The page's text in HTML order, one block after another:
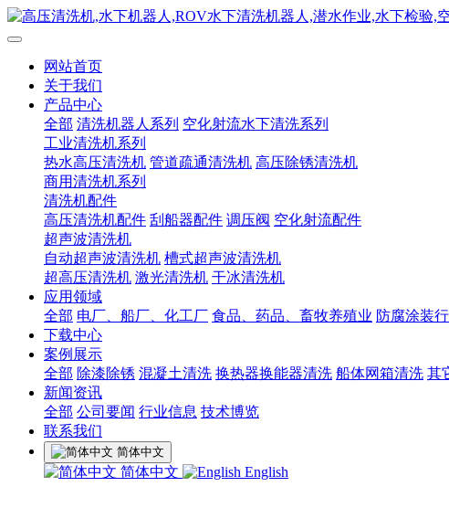
网站首页
关于我们
产品中心
全部 清洗机器人系列 空化射流水下清洗系列
工业清洗机系列
热水高压清洗机 管道疏通清洗机 高压除锈清洗机
商用清洗机系列
清洗机配件
高压清洗机配件 刮船器配件 调压阀 空化射流配件
超声波清洗机
自动超声波清洗机 槽式超声波清洗机
超高压清洗机 激光清洗机 干冰清洗机
应用领域
全部 电厂、船厂、化工厂 食品、药品、畜牧养殖业 防腐涂装
下载中心
案例展示
全部 除漆除锈 混凝土清洗 换热器换能器清洗 船体网箱清洗 其
新闻资讯
全部 公司要闻 行业信息 技术博览
联系我们
简体中文
简体中文 English